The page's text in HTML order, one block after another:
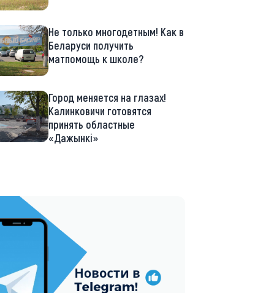
Не только многодетным! Как в
Беларуси получить
матпомощь к школе?
Город меняется на глазах!
Калинковичи готовятся
принять областные
«Дажынкі»
minskctvby